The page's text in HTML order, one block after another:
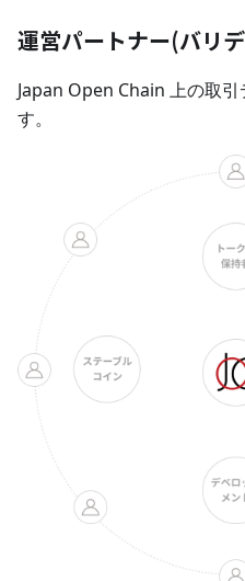
運営パートナー(バリ
Japan Open Chain 上の取
す。